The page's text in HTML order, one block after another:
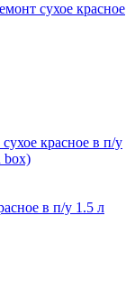
сухое красное
в п/у 1.5 л